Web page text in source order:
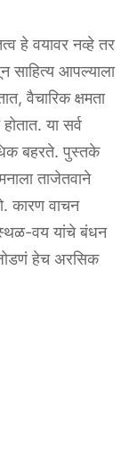
हे वयावर नव्हे तर
आपल्याला
वैचारिक क्षमता
या सर्व
बहरते. पुस्तके
ताजेतवाने
कारण वाचन
वय यांचे बंधन
हेच अरसिक